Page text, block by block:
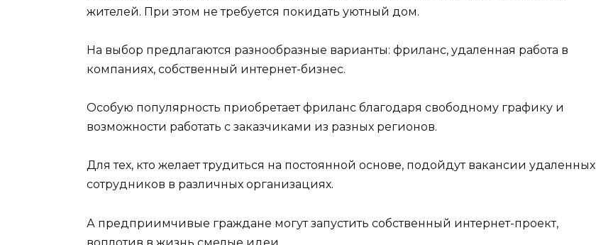
жителей. При этом не требуется покидать уютный дом.
На выбор предлагаются разнообразные варианты: фриланс, удаленная работа в
компаниях, собственный интернет-бизнес.
Особую популярность приобретает фриланс благодаря свободному графику и
возможности работать с заказчиками из разных регионов.
Для тех, кто желает трудиться на постоянной основе, подойдут вакансии удаленных
сотрудников в различных организациях.
А предприимчивые граждане могут запустить собственный интернет-проект,
воплотив в жизнь смелые идеи.